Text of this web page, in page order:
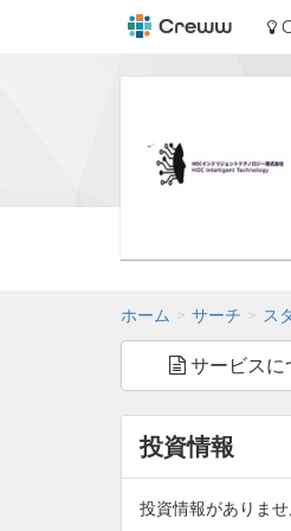
ホーム サーチ ス
サービスに
投資情報
投資情報がありませ